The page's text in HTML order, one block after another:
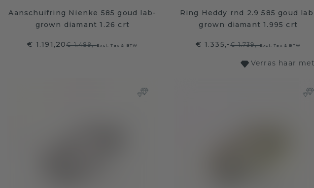
Aanschuifring Nienke 585 goud lab-
grown diamant 1.26 crt
€ 1.191,20€ 1.489,-Excl. Tax & BTW
Ring Heddy rnd 2.9 585 goud
grown diamant 1.995 crt
€ 1.335,-€ 1.739,-Excl. Tax & BTW
Verras haar